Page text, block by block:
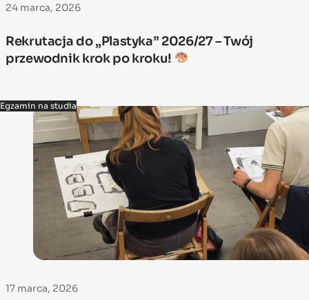
24 marca, 2026
Rekrutacja do „Plastyka” 2026/27 – Twój
przewodnik krok po kroku!
Egzamin na studia
17 marca, 2026